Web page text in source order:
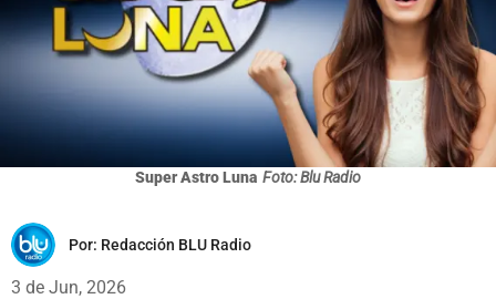
Super Astro Luna Foto: Blu Radio
Por: Redacción BLU Radio
3 de Jun, 2026